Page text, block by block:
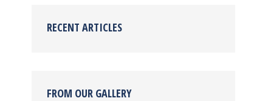
RECENT ARTICLES
FROM OUR GALLERY